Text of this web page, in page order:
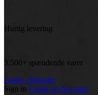
Hurtig levering
3.500+ spændende varer
Login / Register
Sign in Create an Account